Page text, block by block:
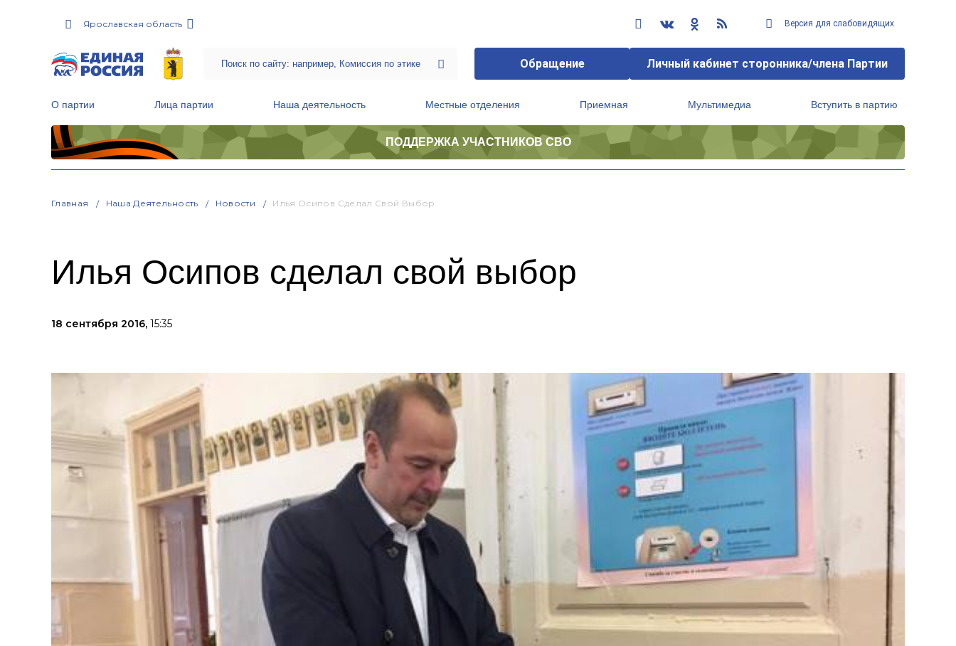
Ярославская область Версия для слабовидящих
Обращение Личный кабинет сторонника/члена Партии
О партии Лица партии Наша деятельность Местные отделения Приемная Мультимедиа Вступить в партию
ПОДДЕРЖКА УЧАСТНИКОВ СВО
Главная Наша Деятельность Новости Илья Осипов Сделал Свой Выбор
Илья Осипов сделал свой выбор
18 сентября 2016, 15:35